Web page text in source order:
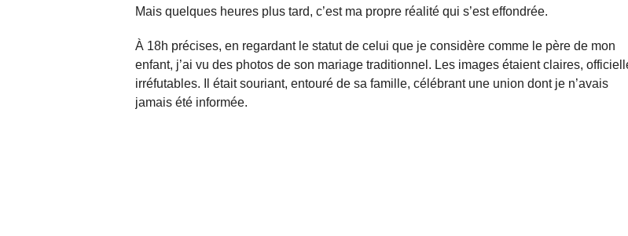
Mais quelques heures plus tard, c’est ma propre réalité qui s’est effondrée.
À 18h précises, en regardant le statut de celui que je considère comme le père de mon
enfant, j’ai vu des photos de son mariage traditionnel. Les images étaient claires,
irréfutables. Il était souriant, entouré de sa famille, célébrant une union dont je n’avais
jamais été informée.